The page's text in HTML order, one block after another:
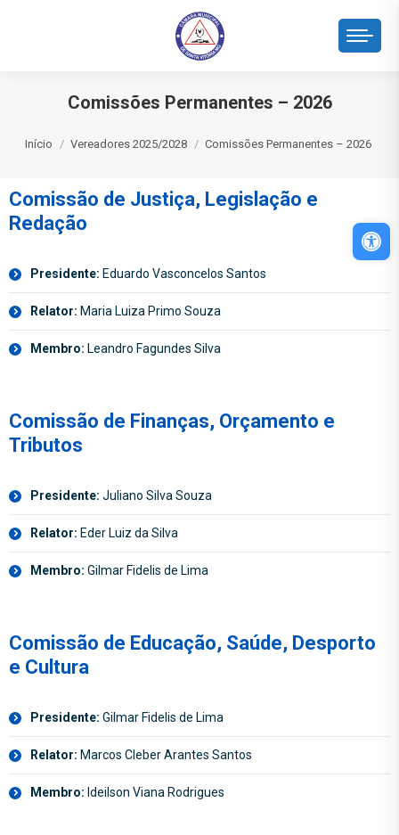
Comissões Permanentes – 2026
Início Vereadores 2025/2028 Comissões Permanentes – 2026
Comissão de Justiça, Legislação e
Redação
Presidente: Eduardo Vasconcelos Santos
Relator: Maria Luiza Primo Souza
Membro: Leandro Fagundes Silva
Comissão de Finanças, Orçamento e
Tributos
Presidente: Juliano Silva Souza
Relator: Eder Luiz da Silva
Membro: Gilmar Fidelis de Lima
Comissão de Educação, Saúde, Desporto
e Cultura
Presidente: Gilmar Fidelis de Lima
Relator: Marcos Cleber Arantes Santos
Membro: Ideilson Viana Rodrigues